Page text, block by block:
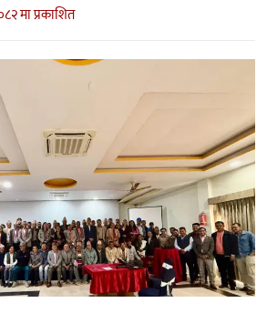
मा प्रकाशित